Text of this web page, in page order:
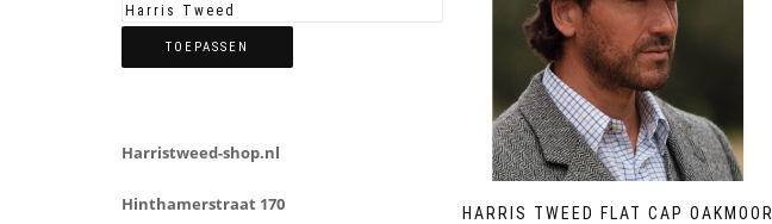
HARRIS TWEED FLAT CAP OAKMOOR
TOEPASSEN
Harristweed-shop.nl
Hinthamerstraat 170